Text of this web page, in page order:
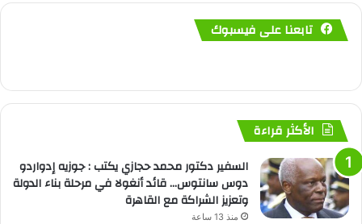
تابعنا على فيسبوك
الأكثر قراءة
السفير دكتور محمد حجازي يكتب : جوزيه إدواردو
دوس سانتوس… قائد أنغولا في مرحلة بناء الدولة
وتعزيز الشراكة مع القاهرة
منذ 13 ساعة